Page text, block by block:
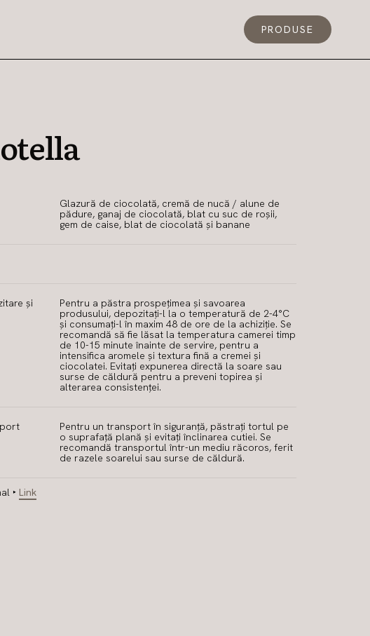
PRODUSE
Glazură de ciocolată, cremă de nucă / alune de
pădure, ganaj de ciocolată, blat cu suc de roșii,
gem de caise, blat de ciocolată și banane
și
Pentru a păstra prospețimea și savoarea
produsului, depozitați-l la o temperatură de 2-4°C
și consumați-l în maxim 48 de ore de la achiziție. Se
recomandă să fie lăsat la temperatura camerei timp
de 10-15 minute înainte de servire, pentru a
intensifica aromele și textura fină a cremei și
ciocolatei. Evitați expunerea directă la soare sau
surse de căldură pentru a preveni topirea și
alterarea consistenței.
Pentru un transport în siguranță, păstrați tortul pe
o suprafață plană și evitați înclinarea cutiei. Se
recomandă transportul într-un mediu răcoros, ferit
de razele soarelui sau surse de căldură.
‣ Link